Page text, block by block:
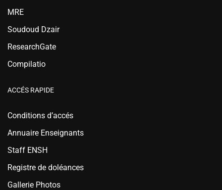
MRE
Soudoud Dzair
ResearchGate
Compilatio
ACCÉS RAPIDE
Conditions d’accés
Annuaire Enseignants
Staff ENSH
Registre de doléances
Gallerie Photos